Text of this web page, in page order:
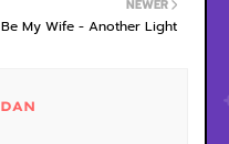
NEWER
Be My Wife - Another Light
DAN